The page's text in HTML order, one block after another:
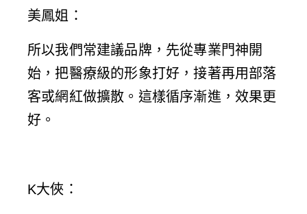
美鳳姐 ：
所以我們常建議品牌，先從專業門神開
始，把醫療級的形象打好，接著再用部落
客或網紅做擴散。這樣循序漸進，效果更
好。
K大俠 ：